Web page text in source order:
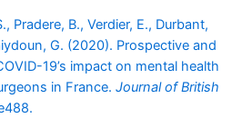
Pradere, B., Verdier, E., Durbant,
G. (2020). Prospective and
19’s impact on mental health
in France. Journal of British